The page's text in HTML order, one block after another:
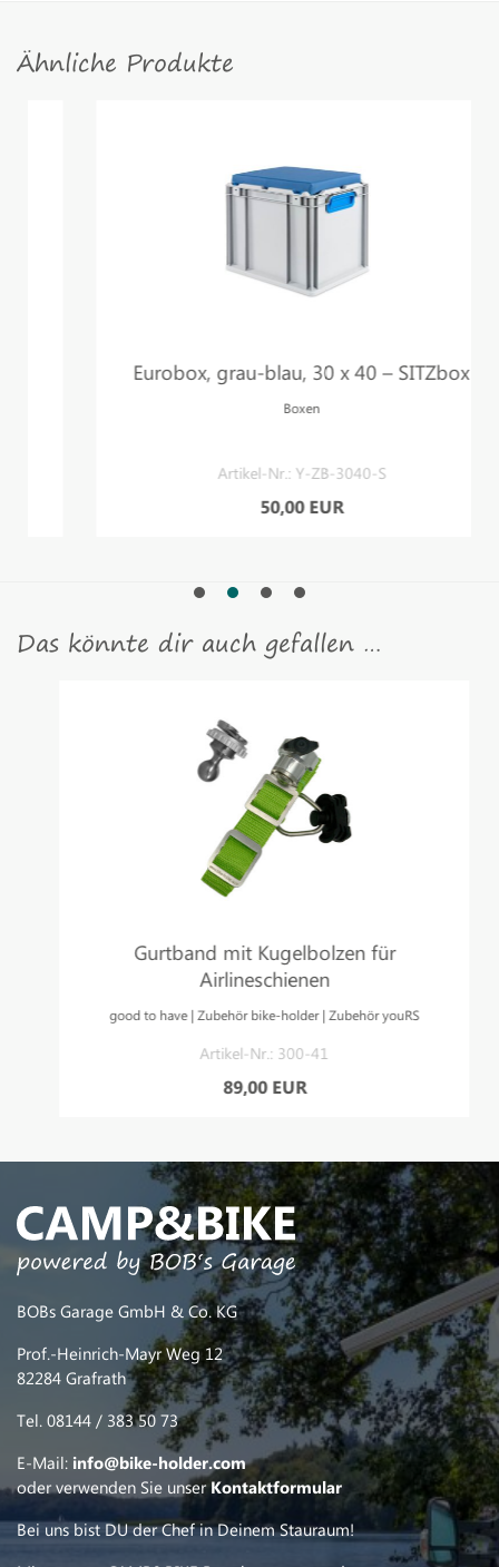
Ähnliche Produkte
Eurobox, grau-blau, 30 x 40 – SITZbox
Artikel-Nr.: Y-ZB-3040-S
50,00 EUR
Das könnte dir auch gefallen …
Gurtband mit Kugelbolzen für
Airlineschienen
good to have | Zubehör bike-holder | Zubehör youRS
Artikel-Nr.: 300-41
89,00 EUR
BOBs Garage GmbH & Co. KG
Prof.-Heinrich-Mayr Weg 12
82284 Grafrath
Tel. 08144 / 383 50 73
E-Mail: info@bike-holder.com
oder verwenden Sie unserKontaktformular
Bei uns bist DU der Chef in Deinem Stauraum!